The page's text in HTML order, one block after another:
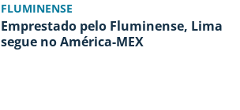
FLUMINENSE
Emprestado pelo Fluminense, Lima
segue no América-MEX